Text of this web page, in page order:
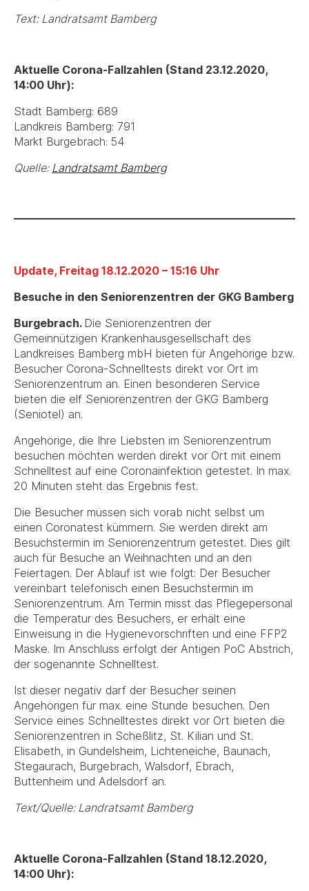
Text: Landratsamt Bamberg
Aktuelle Corona-Fallzahlen (Stand 23.12.2020,
14:00 Uhr):
Stadt Bamberg: 689
Landkreis Bamberg: 791
Markt Burgebrach: 54
Quelle: Landratsamt Bamberg
Update, Freitag 18.12.2020 – 15:16 Uhr
Besuche in den Seniorenzentren der GKG Bamberg
Burgebrach. Die Seniorenzentren der
Gemeinnützigen Krankenhausgesellschaft des
Landkreises Bamberg mbH bieten für Angehörige bzw.
Besucher Corona-Schnelltests direkt vor Ort im
Seniorenzentrum an. Einen besonderen Service
bieten die elf Seniorenzentren der GKG Bamberg
(Seniotel) an.
Angehörige, die Ihre Liebsten im Seniorenzentrum
besuchen möchten werden direkt vor Ort mit einem
Schnelltest auf eine Coronainfektion getestet. In max.
20 Minuten steht das Ergebnis fest.
Die Besucher müssen sich vorab nicht selbst um
einen Coronatest kümmern. Sie werden direkt am
Besuchstermin im Seniorenzentrum getestet. Dies gilt
auch für Besuche an Weihnachten und an den
Feiertagen. Der Ablauf ist wie folgt: Der Besucher
vereinbart telefonisch einen Besuchstermin im
Seniorenzentrum. Am Termin misst das Pflegepersonal
die Temperatur des Besuchers, er erhält eine
Einweisung in die Hygienevorschriften und eine FFP2
Maske. Im Anschluss erfolgt der Antigen PoC Abstrich,
der sogenannte Schnelltest.
Ist dieser negativ darf der Besucher seinen
Angehörigen für max. eine Stunde besuchen. Den
Service eines Schnelltestes direkt vor Ort bieten die
Seniorenzentren in Scheßlitz, St. Kilian und St.
Elisabeth, in Gundelsheim, Lichteneiche, Baunach,
Stegaurach, Burgebrach, Walsdorf, Ebrach,
Buttenheim und Adelsdorf an.
Text/Quelle: Landratsamt Bamberg
Aktuelle Corona-Fallzahlen (Stand 18.12.2020,
14:00 Uhr):